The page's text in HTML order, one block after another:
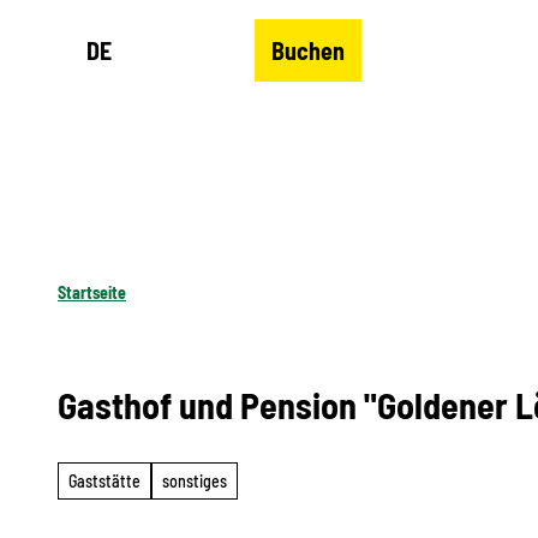
DE Buchen
Startseite
Gasthof und Pension "Goldener
Gaststätte sonstiges